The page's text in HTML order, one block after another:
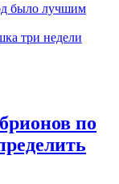
было лучшим
три недели
по